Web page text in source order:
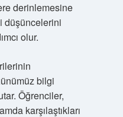
derinlemesine
düşüncelerini
olur.
bilgi
Öğrenciler,
karşılaştıkları